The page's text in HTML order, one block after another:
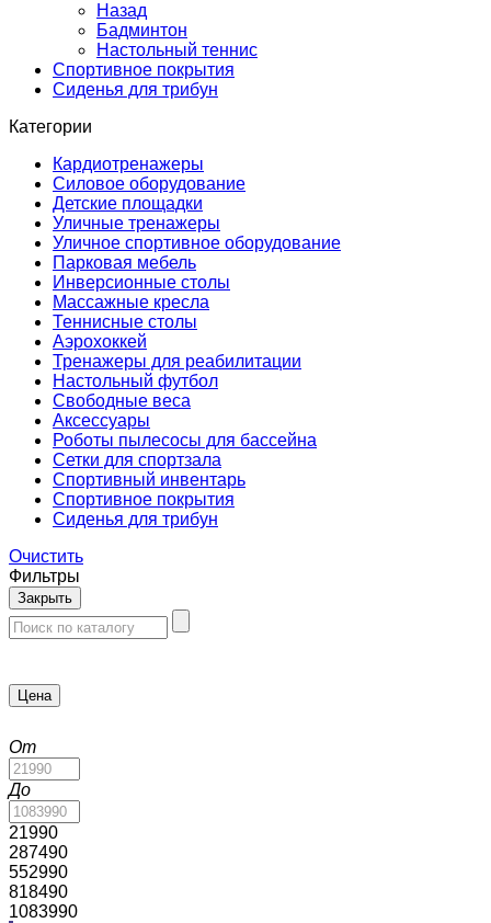
Назад
Бадминтон
Настольный теннис
Спортивное покрытия
Сиденья для трибун
Категории
Кардиотренажеры
Силовое оборудование
Детские площадки
Уличные тренажеры
Уличное спортивное оборудование
Парковая мебель
Инверсионные столы
Массажные кресла
Теннисные столы
Аэрохоккей
Тренажеры для реабилитации
Настольный футбол
Свободные веса
Аксессуары
Роботы пылесосы для бассейна
Сетки для спортзала
Спортивный инвентарь
Спортивное покрытия
Сиденья для трибун
Очистить
Фильтры
Закрыть
Цена
От
До
21990
287490
552990
818490
1083990